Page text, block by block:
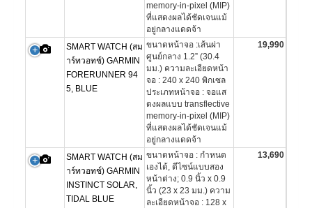
memory-in-pixel (MIP)
ที่แสดงผลได้ชัดเจนแม้
อยู่กลางแดดจ้า
SMART WATCH (สม
าร์ทวอทช์) GARMIN
FORERUNNER 94
5, BLUE
ขนาดหน้าจอ :เส้นผ่า
ศูนย์กลาง 1.2” (30.4
มม.) ความละเอียดหน้า
จอ : 240 x 240 พิกเซล
ประเภทหน้าจอ : จอแส
ดงผลแบบ transflective
memory-in-pixel (MIP)
ที่แสดงผลได้ชัดเจนแม้
อยู่กลางแดดจ้า
19,990
SMART WATCH (สม
าร์ทวอทช์) GARMIN
INSTINCT SOLAR,
TIDAL BLUE
ขนาดหน้าจอ : กำหนด
เองได้, ดีไซน์แบบสอง
หน้าต่าง; 0.9 นิ้ว x 0.9
นิ้ว (23 x 23 มม.) ความ
ละเอียดหน้าจอ : 128 x
13,690